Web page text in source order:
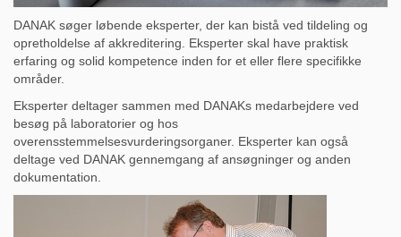
DANAK søger løbende eksperter, der kan bistå ved tildeling og
opretholdelse af akkreditering. Eksperter skal have praktisk
erfaring og solid kompetence inden for et eller flere specifikke
områder.
Eksperter deltager sammen med DANAKs medarbejdere ved
besøg på laboratorier og hos
overensstemmelsesvurderingsorganer. Eksperter kan også
deltage ved DANAK gennemgang af ansøgninger og anden
dokumentation.